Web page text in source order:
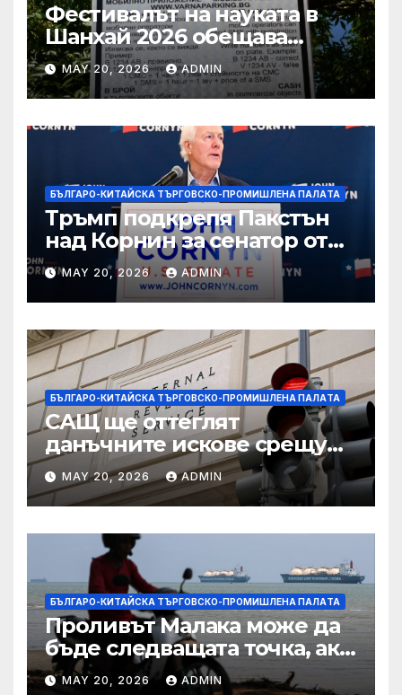
Фестивалът на науката в
Шанхай 2026 обещава
вълнуващи научно-
технологични иновации
MAY 20, 2026 ADMIN
БЪЛГАРО-КИТАЙСКА ТЪРГОВСКО-ПРОМИШЛЕНА ПАЛAТА
Тръмп подкрепя Пакстън
над Корнин за сенатор от
Тексас в шокираща
подкрепа
MAY 20, 2026 ADMIN
БЪЛГАРО-КИТАЙСКА ТЪРГОВСКО-ПРОМИШЛЕНА ПАЛAТА
САЩ ще оттеглят
данъчните искове срещу
Тръмп „завинаги“ в
сделката за съдебно дело с
IRS
MAY 20, 2026 ADMIN
БЪЛГАРО-КИТАЙСКА ТЪРГОВСКО-ПРОМИШЛЕНА ПАЛAТА
Проливът Малака може да
бъде следващата точка, ако
Азия не внимава
MAY 20, 2026 ADMIN